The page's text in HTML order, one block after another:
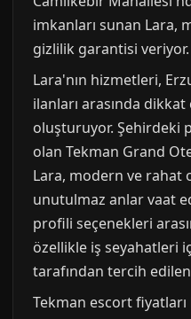
imkanları sunan Lara,
gizlilik garantisi veriyor.
Lara'nın hizmetleri,
ilanları arasında
oluşturuyor. Şehirdeki
olan Tekman Grand
Lara, modern ve rahat
unutulmaz anlar vaat
profili seçenekleri
özellikle iş seyahatleri
tarafından tercih
Tekman escort